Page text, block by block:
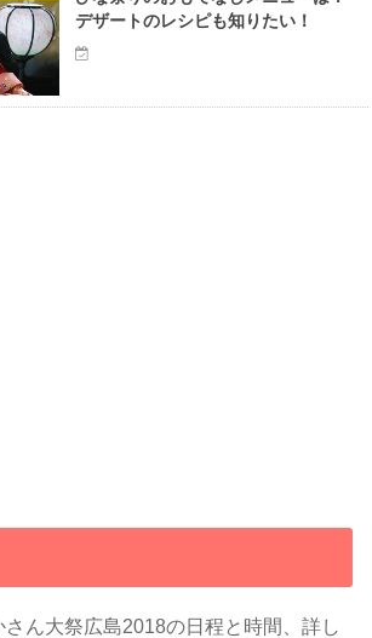
デザートのレシピも知りたい！
さん大祭広島2018の日程と時間、詳し